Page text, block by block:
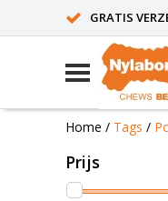
GRATIS
Home / Tags /
Prijs